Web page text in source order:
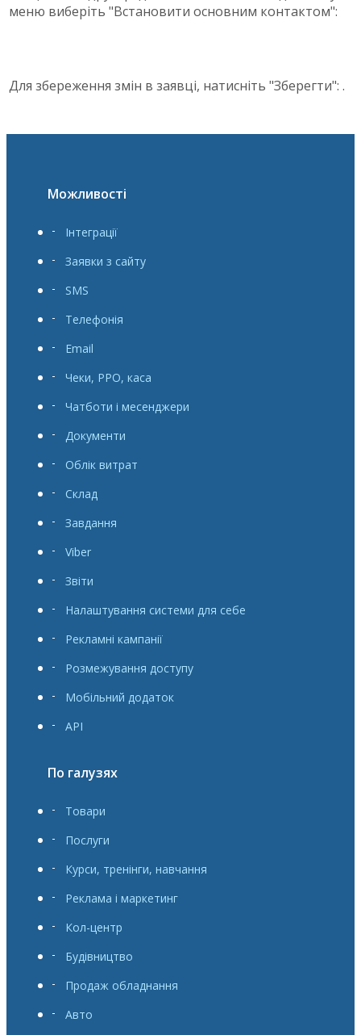
меню виберіть "Встановити основним контактом":
Для збереження змін в заявці, натисніть "Зберегти": .
Можливості
Інтеграції
Заявки з сайту
SMS
Телефонія
Email
Чеки, РРО, каса
Чатботи і месенджери
Документи
Облік витрат
Склад
Завдання
Viber
Звіти
Налаштування системи для себе
Рекламні кампанії
Розмежування доступу
Мобільний додаток
API
По галузях
Товари
Послуги
Курси, тренінги, навчання
Реклама і маркетинг
Кол-центр
Будівництво
Продаж обладнання
Авто